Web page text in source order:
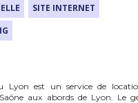
SITE INTERNET
Lyon est un service de
aux abords de Lyon. Le